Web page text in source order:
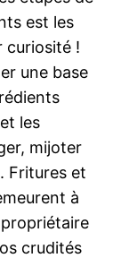
est les
curiosité !
une base
les
mijoter
Fritures et
à
crudités